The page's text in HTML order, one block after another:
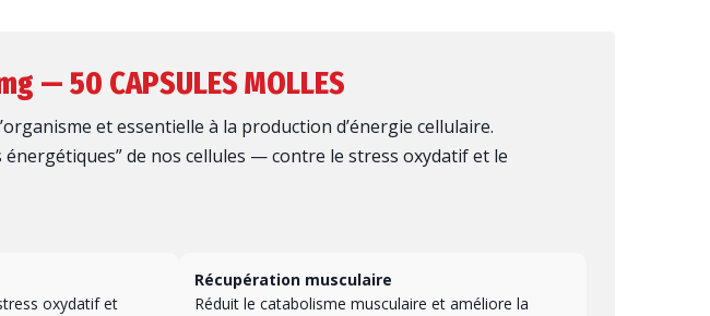
— 50 CAPSULES MOLLES
et essentielle à la production d’énergie cellulaire.
de nos cellules — contre le stress oxydatif et le
oxydatif et
Récupération musculaire
Réduit le catabolisme musculaire et améliore la